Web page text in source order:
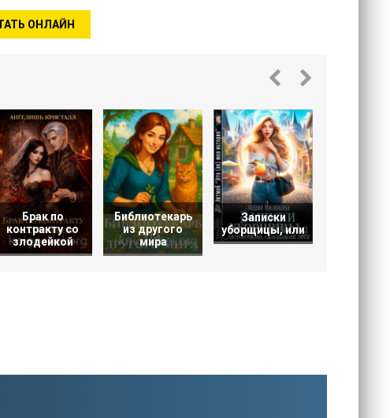
ОНЛАЙН
Брак по
контракту со
злодейкой
Библиотекарь
из другого
мира
Записки
уборщицы, или